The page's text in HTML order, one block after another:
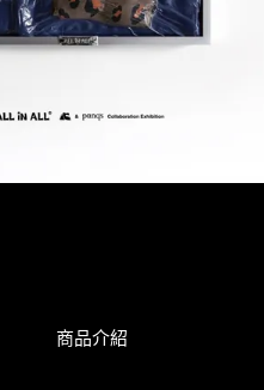
商品介紹